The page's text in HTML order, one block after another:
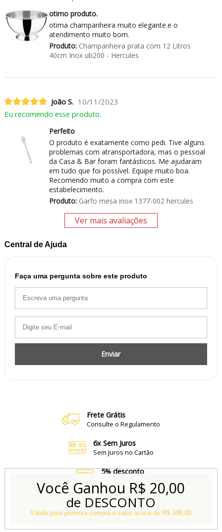
otimo produto.
otima champanheira muito elegante.e o
atendimento muito bom.
Produto:Champanheira prata com 12 Litros
40cm Inox ub200 - Hercules
João S. 10/11/2023
Eu recomendo esse produto.
Perfeito
O produto é exatamente como pedi. Tive alguns
problemas com atransportadora, mas o pessoal
da Casa & Bar foram fantásticos. Me ajudaram
em tudo que foi possível. Equipe muito boa.
Recomendo muito a compra com este
estabelecimento.
Produto:Garfo mesa inox 1377-002 hercules
Ver mais avaliações
Central de Ajuda
Faça uma pergunta sobre este produto
Enviar
Frete Grátis
Consulte o Regulamento
6x Sem Juros
Sem Juros no Cartão
5% desconto
no Boleto e Pix
Conheça também
Nossa Loja Física
Você Ganhou R$ 20,00
de DESCONTO
Válido para primeira compra e valor acima de R$ 399,00